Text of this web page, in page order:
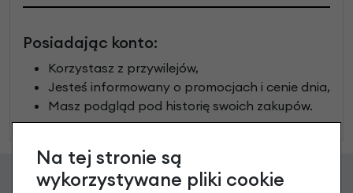
Posiadając konto:
Korzystasz z przywilejów,
Jesteś informowany o promocjach i cenie dnia,
Masz podgląd pod historię swoich zakupów.
Na tej stronie są
wykorzystywane pliki cookie